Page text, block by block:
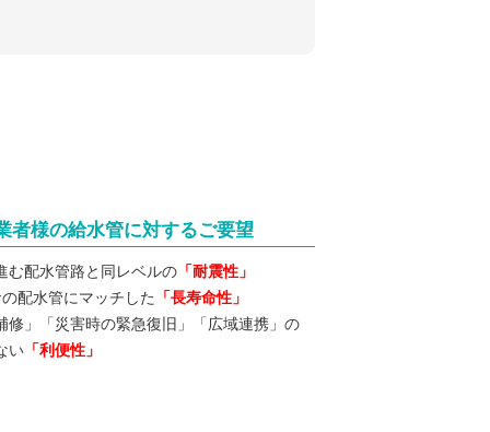
者様の給水管に対するご要望
配水管路と同レベルの 「耐震性」
配水管にマッチした
「長寿命性」
」「災害時の緊急復旧」「広域連携」の
い 「利便性」